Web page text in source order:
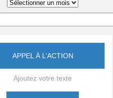
APPEL À L’ACTION
Ajoutez votre texte